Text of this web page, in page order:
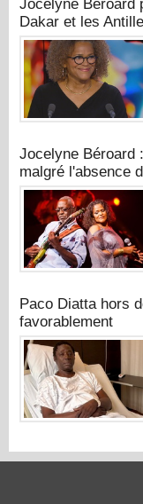
Jocelyne Béroard
Dakar et les
Jocelyne Béroard
malgré l'absence
Paco Diatta hors
favorablement